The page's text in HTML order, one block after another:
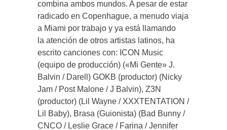
combina ambos mundos. A pesar de estar
radicado en Copenhague, a menudo viaja
a Miami por trabajo y ya está llamando
la atención de otros artistas latinos, ha
escrito canciones con: ICON Music
(equipo de producción) («Mi Gente» J.
Balvin / Darell) GOKB (productor) (Nicky
Jam / Post Malone / J Balvin), Z3N
(productor) (Lil Wayne / XXXTENTATION /
Lil Baby), Brasa (Guionista) (Bad Bunny /
CNCO / Leslie Grace / Farina / Jennifer